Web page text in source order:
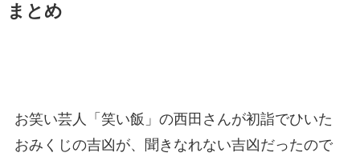
まとめ
お笑い芸人「笑い飯」の西田さんが初詣でひいた
おみくじの吉凶が、聞きなれない吉凶だったので